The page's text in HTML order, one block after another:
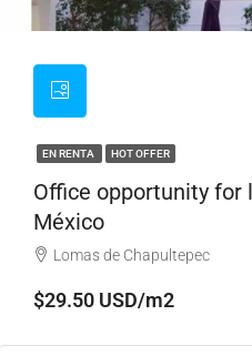
EN RENTA HOT OFFER
Office opportunity for
México
Lomas de Chapultepec
$29.50 USD/m2